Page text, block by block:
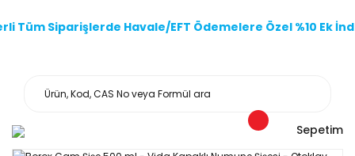
Tüm Siparişlerde Havale/EFT Ödemelere Özel %10 Ek
Sepetim